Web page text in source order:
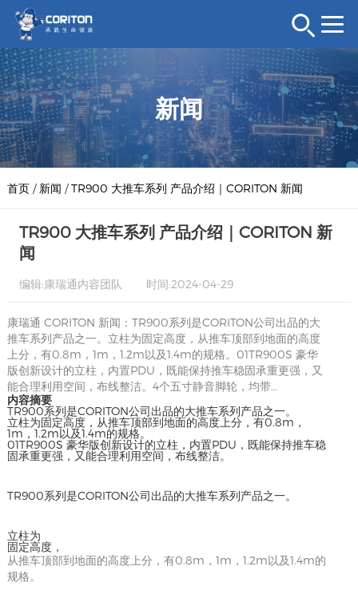
新闻
首页/ 新闻 /TR900 大推车系列 产品介绍｜CORITON 新闻
TR900 大推车系列 产品介绍｜CORITON 新
闻
编辑:康瑞通内容团队 时间:2024-04-29
康瑞通 CORITON 新闻：TR900系列是CORITON公司出品的大
推车系列产品之一。立柱为固定高度，从推车顶部到地面的高度
上分，有0.8m，1m，1.2m以及1.4m的规格。01TR900S 豪华
版创新设计的立柱，内置PDU，既能保持推车稳固承重更强，又
能合理利用空间，布线整洁。4个五寸静音脚轮，均带…
内容摘要
TR900系列是CORITON公司出品的大推车系列产品之一。
立柱为固定高度，从推车顶部到地面的高度上分，有0.8m，
1m，1.2m以及1.4m的规格。
01TR900S 豪华版创新设计的立柱，内置PDU，既能保持推车稳
固承重更强，又能合理利用空间，布线整洁。
TR900系列是CORITON公司出品的大推车系列产品之一。
立柱为
固定高度，
从推车顶部到地面的高度上分，有0.8m，1m，1.2m以及1.4m的
规格。